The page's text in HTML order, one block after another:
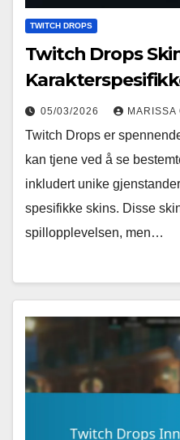
TWITCH DROPS
Twitch Drops
05/03/2026 MARISSA
Twitch Drops er
kan tjene ved å se
inkludert unike
spesifikke skins. Disse
spillopplevelsen, men…